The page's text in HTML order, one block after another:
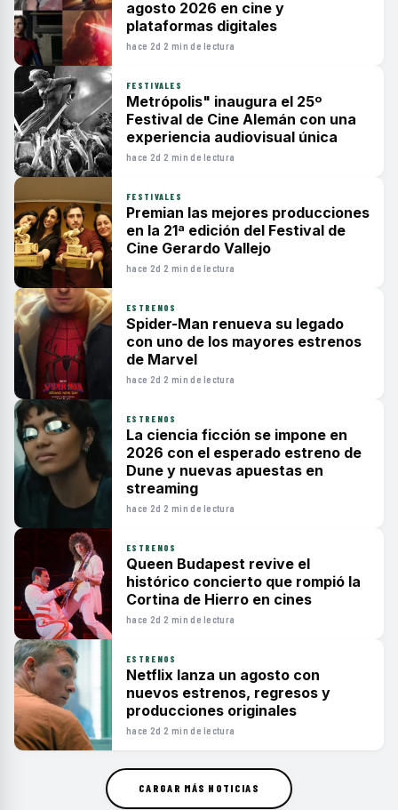
agosto 2026 en cine y
plataformas digitales
hace 2d·2 min de lectura
FESTIVALES
Metrópolis" inaugura el 25º
Festival de Cine Alemán con una
experiencia audiovisual única
hace 2d·2 min de lectura
FESTIVALES
Premian las mejores producciones
en la 21ª edición del Festival de
Cine Gerardo Vallejo
hace 2d·2 min de lectura
ESTRENOS
Spider-Man renueva su legado
con uno de los mayores estrenos
de Marvel
hace 2d·2 min de lectura
ESTRENOS
La ciencia ficción se impone en
2026 con el esperado estreno de
Dune y nuevas apuestas en
streaming
hace 2d·2 min de lectura
ESTRENOS
Queen Budapest revive el
histórico concierto que rompió la
Cortina de Hierro en cines
hace 2d·2 min de lectura
ESTRENOS
Netflix lanza un agosto con
nuevos estrenos, regresos y
producciones originales
hace 2d·2 min de lectura
CARGAR MÁS NOTICIAS